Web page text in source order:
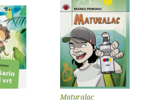
Maturalac